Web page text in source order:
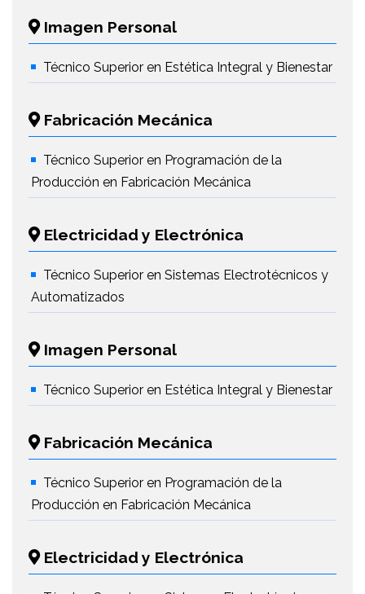
Imagen Personal
Técnico Superior en Estética Integral y Bienestar
Fabricación Mecánica
Técnico Superior en Programación de la
Producción en Fabricación Mecánica
Electricidad y Electrónica
Técnico Superior en Sistemas Electrotécnicos y
Automatizados
Imagen Personal
Técnico Superior en Estética Integral y Bienestar
Fabricación Mecánica
Técnico Superior en Programación de la
Producción en Fabricación Mecánica
Electricidad y Electrónica